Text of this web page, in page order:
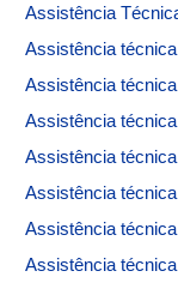
Assistência
Assistência
Assistência
Assistência
Assistência
Assistência
Assistência
Assistência